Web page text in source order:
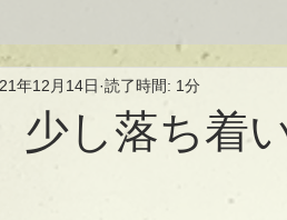
し落ち着
年12月14日 読了時間: 1分